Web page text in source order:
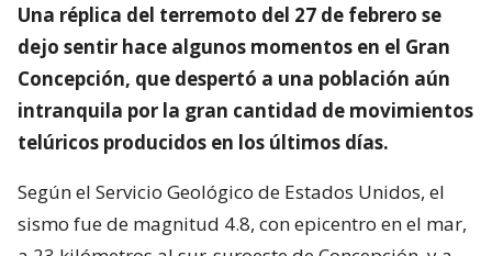
Una réplica del terremoto del 27 de febrero se
dejo sentir hace algunos momentos en el Gran
Concepción, que despertó a una población aún
intranquila por la gran cantidad de movimientos
telúricos producidos en los últimos días.
Según el Servicio Geológico de Estados Unidos, el
sismo fue de magnitud 4.8, con epicentro en el mar,